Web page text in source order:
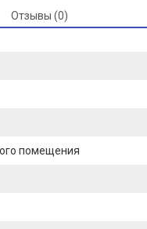
Отзывы (0)
помещения